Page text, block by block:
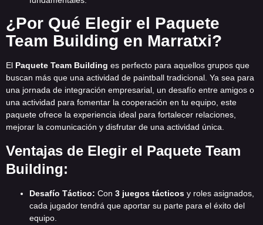
¿Por Qué Elegir el Paquete
Team Building en Marratxi?
El Paquete Team Building es perfecto para aquellos grupos que
buscan más que una actividad de paintball tradicional. Ya sea para
una jornada de integración empresarial, un desafío entre amigos o
una actividad para fomentar la cooperación en tu equipo, este
paquete ofrece la experiencia ideal para fortalecer relaciones,
mejorar la comunicación y disfrutar de una actividad única.
Ventajas de Elegir el Paquete Team
Building:
Desafío Táctico: Con 3 juegos tácticos y roles asignados,
cada jugador tendrá que aportar su parte para el éxito del
equipo.